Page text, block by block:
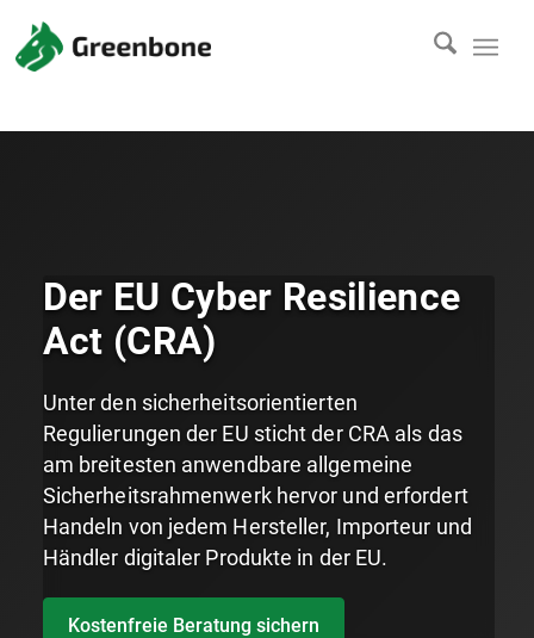
Der EU Cyber Resilience
Act (CRA)
Unter den sicherheitsorientierten
Regulierungen der EU sticht der CRA als das
am breitesten anwendbare allgemeine
Sicherheitsrahmenwerk hervor und erfordert
Handeln von jedem Hersteller, Importeur und
Händler digitaler Produkte in der EU.
Kostenfreie Beratung sichern